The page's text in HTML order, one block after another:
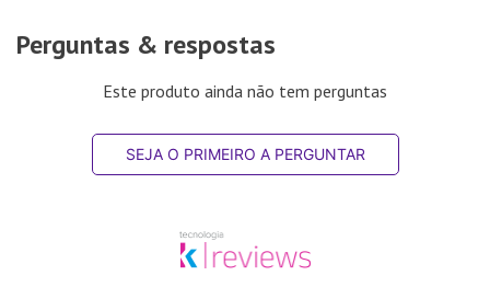
Perguntas & respostas
Este produto ainda não tem perguntas
SEJA O PRIMEIRO A PERGUNTAR